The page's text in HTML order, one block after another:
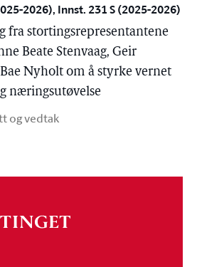
2026), Innst. 231 S (2025-2026)
fra stortingsrepresentantene
Beate Stenvaag, Geir
Bae Nyholt om å styrke vernet
næringsutøvelse
og vedtak